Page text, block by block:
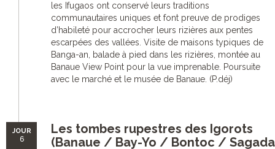
les Ifugaos ont conservé leurs traditions
communautaires uniques et font preuve de prodiges
d’habileté pour accrocher leurs rizières aux pentes
escarpées des vallées. Visite de maisons typiques de
Banga-an, balade à pied dans les rizières, montée au
Banaue View Point pour la vue imprenable. Poursuite
avec le marché et le musée de Banaue. (P.déj)
JOUR
6
Les tombes rupestres des Igorots
(Banaue / Bay-Yo / Bontoc / Sagada